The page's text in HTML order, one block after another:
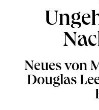
Neues von
Douglas